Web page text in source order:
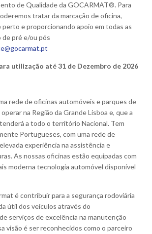
de Qualidade da GOCARMAT®. Para
tratar da marcação de oficina,
perto e proporcionando apoio em todas as
pré e/ou pós
utilização até 31 de Dezembro de 2026
rede de oficinas automóveis e parques de
na Região da Grande Lisboa e, que a
a todo o território Nacional. Tem
Portugueses, com uma rede de
experiência na assistência e
As nossas oficinas estão equipadas com
moderna tecnologia automóvel disponível
é contribuir para a segurança rodoviária
útil dos veículos através do
serviços de excelência na manutenção
visão é ser reconhecidos como o parceiro